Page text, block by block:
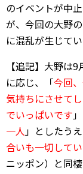
のイベントが中
が、今回の大野
に混乱が生じて
【追記】大野は
に応じ、「今回
気持ちにさせて
でいっぱいです
一人」としたう
合いも一切して
ニッポン）と同